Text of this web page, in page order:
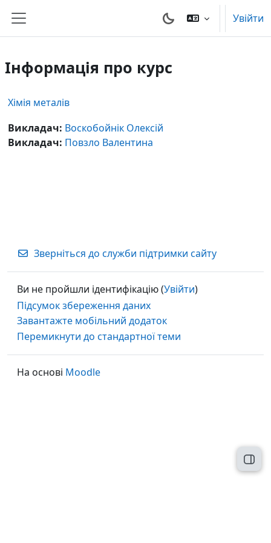
Бокова панель
Увійти
Інформація про курс
Хімія металів
Викладач: Воскобойнік Олексій
Викладач: Повзло Валентина
Зверніться до служби підтримки сайту
Ви не пройшли ідентифікацію (Увійти)
Підсумок збереження даних
Завантажте мобільний додаток
Перемикнути до стандартної теми
На основі Moodle